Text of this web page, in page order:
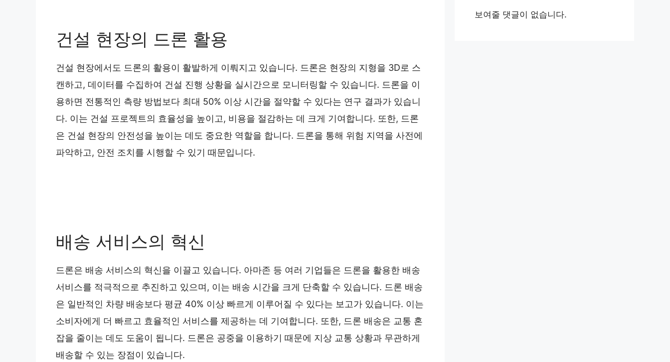
건설 현장의 드론 활용
건설 현장에서도 드론의 활용이 활발하게 이뤄지고 있습니다. 드론은 현장의 지형을 3D로 스
캔하고, 데이터를 수집하여 건설 진행 상황을 실시간으로 모니터링할 수 있습니다. 드론을 이
용하면 전통적인 측량 방법보다 최대 50% 이상 시간을 절약할 수 있다는 연구 결과가 있습니
다. 이는 건설 프로젝트의 효율성을 높이고, 비용을 절감하는 데 크게 기여합니다. 또한, 드론
은 건설 현장의 안전성을 높이는 데도 중요한 역할을 합니다. 드론을 통해 위험 지역을 사전에
파악하고, 안전 조치를 시행할 수 있기 때문입니다.
배송 서비스의 혁신
드론은 배송 서비스의 혁신을 이끌고 있습니다. 아마존 등 여러 기업들은 드론을 활용한 배송
서비스를 적극적으로 추진하고 있으며, 이는 배송 시간을 크게 단축할 수 있습니다. 드론 배송
은 일반적인 차량 배송보다 평균 40% 이상 빠르게 이루어질 수 있다는 보고가 있습니다. 이는
소비자에게 더 빠르고 효율적인 서비스를 제공하는 데 기여합니다. 또한, 드론 배송은 교통 혼
잡을 줄이는 데도 도움이 됩니다. 드론은 공중을 이용하기 때문에 지상 교통 상황과 무관하게
배송할 수 있는 장점이 있습니다.
보여줄 댓글이 없습니다.